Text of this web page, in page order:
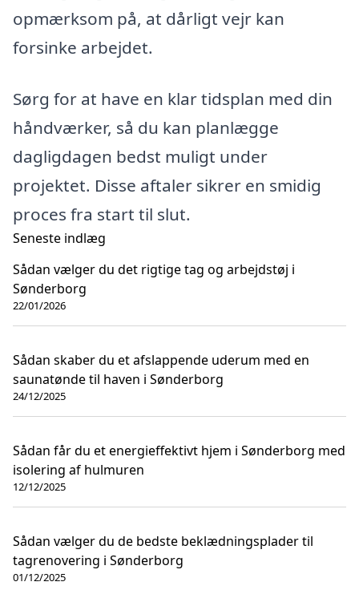
opmærksom på, at dårligt vejr kan
forsinke arbejdet.
Sørg for at have en klar tidsplan med din
håndværker, så du kan planlægge
dagligdagen bedst muligt under
projektet. Disse aftaler sikrer en smidig
proces fra start til slut.
Seneste indlæg
Sådan vælger du det rigtige tag og arbejdstøj i
Sønderborg
22/01/2026
Sådan skaber du et afslappende uderum med en
saunatønde til haven i Sønderborg
24/12/2025
Sådan får du et energieffektivt hjem i Sønderborg med
isolering af hulmuren
12/12/2025
Sådan vælger du de bedste beklædningsplader til
tagrenovering i Sønderborg
01/12/2025